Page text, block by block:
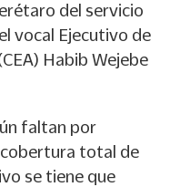
del servicio
vocal Ejecutivo de
Habib Wejebe
faltan por
cobertura total de
se tiene que